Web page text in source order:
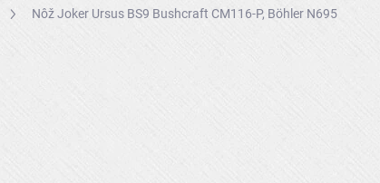
Nôž Joker Ursus BS9 Bushcraft CM116-P, Böhler N695